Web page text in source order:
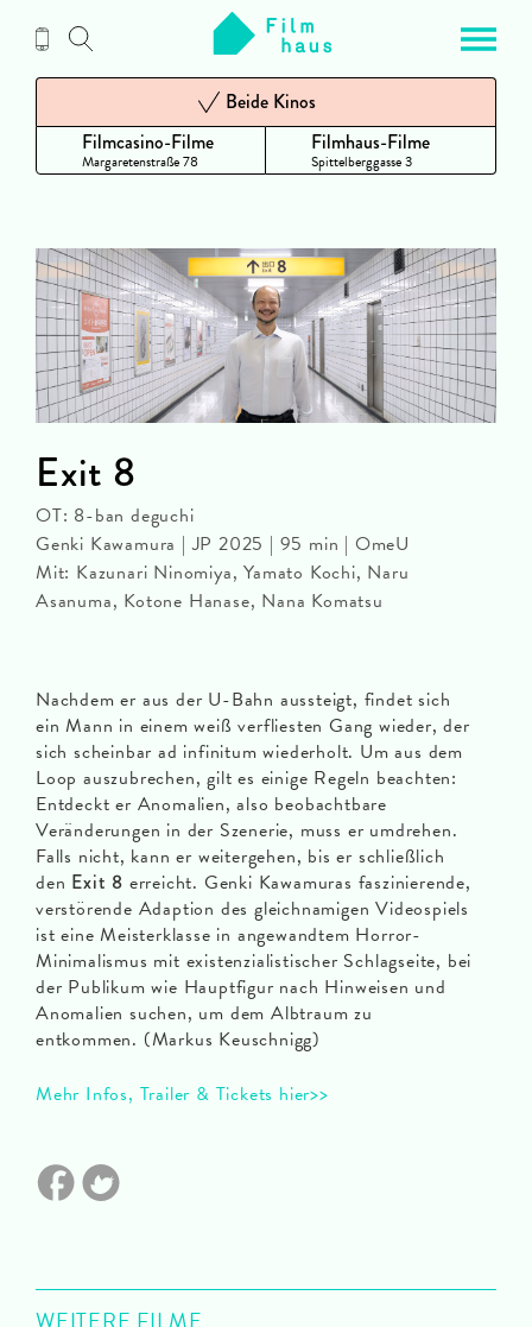
Inhalt
Filmcasino-Filme
Margaretenstraße 78
Beide Kinos
Filmhaus-Filme
Spittelberggasse 3
Nachdem er aus der U-Bahn aussteigt, findet sich
ein Mann in einem weiß verfliesten Gang wieder, der
sich scheinbar ad infinitum wiederholt. Um aus dem
Loop auszubrechen, gilt es einige Regeln beachten:
Entdeckt er Anomalien, also beobachtbare
Veränderungen in der Szenerie, muss er umdrehen.
Falls nicht, kann er weitergehen, bis er schließlich
den Exit 8 erreicht. Genki Kawamuras faszinierende,
verstörende Adaption des gleichnamigen Videospiels
ist eine Meisterklasse in angewandtem Horror-
Minimalismus mit existenzialistischer Schlagseite, bei
der Publikum wie Hauptfigur nach Hinweisen und
Anomalien suchen, um dem Albtraum zu
entkommen. (Markus Keuschnigg)
Mehr Infos, Trailer & Tickets hier>>
Exit 8
OT: 8-ban deguchi
Genki Kawamura | JP 2025 | 95 min | OmeU
Mit: Kazunari Ninomiya, Yamato Kochi, Naru
Asanuma, Kotone Hanase, Nana Komatsu